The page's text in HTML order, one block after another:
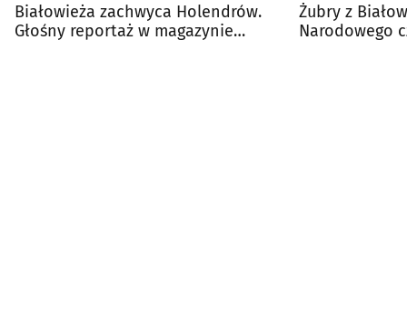
Białowieża zachwyca Holendrów.
Głośny reportaż w magazynie
Żubry z
Narodowego